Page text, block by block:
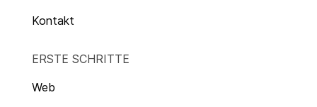
Kontakt
ERSTE SCHRITTE
Web